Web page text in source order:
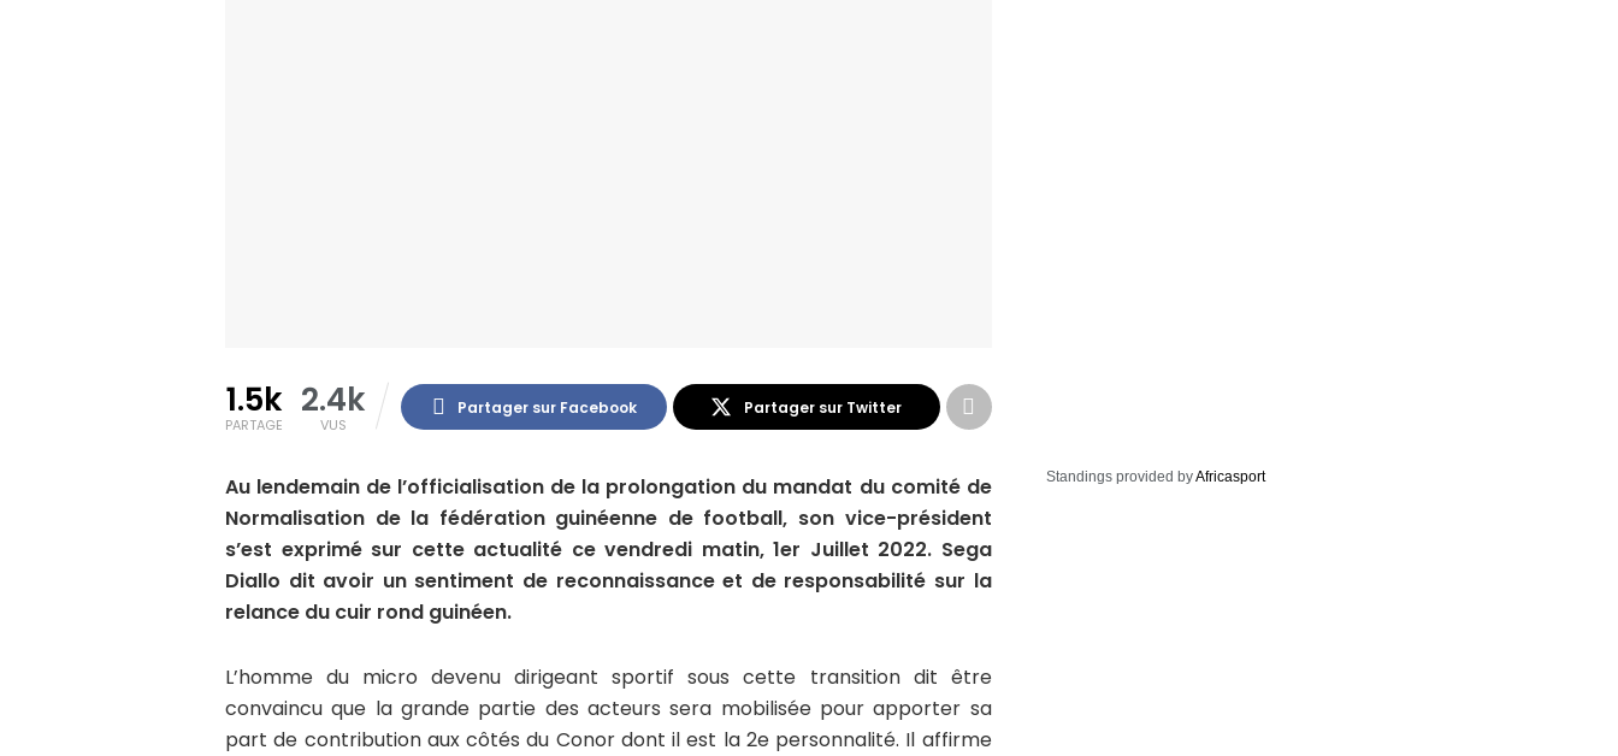
1.5k
PARTAGE
2.4k
VUS
Partager sur Facebook Partager sur Twitter
Au lendemain de l’officialisation de la prolongation du mandat du comité de
Normalisation de la fédération guinéenne de football, son vice-président
s’est exprimé sur cette actualité ce vendredi matin, 1er Juillet 2022. Sega
Diallo dit avoir un sentiment de reconnaissance et de responsabilité sur la
relance du cuir rond guinéen.
L’homme du micro devenu dirigeant sportif sous cette transition dit être
convaincu que la grande partie des acteurs sera mobilisée pour apporter sa
part de contribution aux côtés du Conor dont il est la 2e personnalité. Il affirme
Standings provided byAfricasport